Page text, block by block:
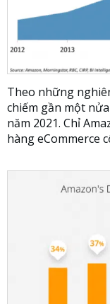
Theo những
chiếm gần một
năm 2021. Chỉ
hàng eCommerce